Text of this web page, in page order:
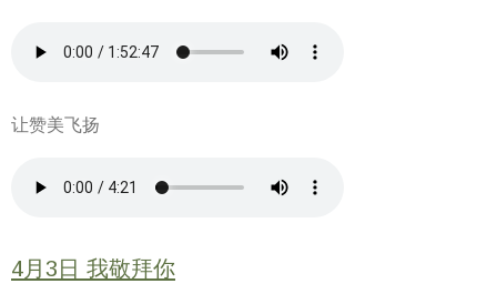
让赞美飞扬
4月3日 我敬拜你